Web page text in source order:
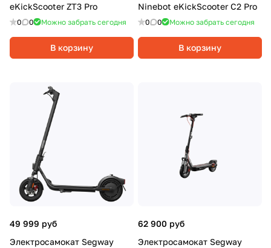
eKickScooter ZT3 Pro
0 0 Можно забрать сегодня
В корзину
Ninebot eKickScooter C2 Pro
0 0 Можно забрать сегодня
В корзину
49 999 руб
Электросамокат Segway
62 900 руб
Электросамокат Segway